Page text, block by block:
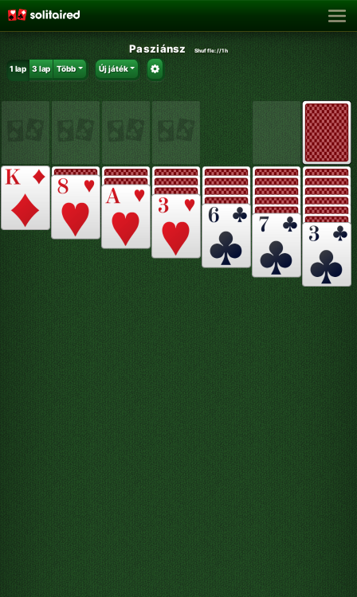
Pasziánsz Shuffle://1h
1 lap 3 lap Több Új játék